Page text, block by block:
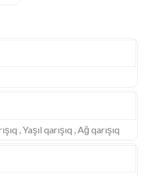
, Yaşıl qarışıq , Ağ qarışıq